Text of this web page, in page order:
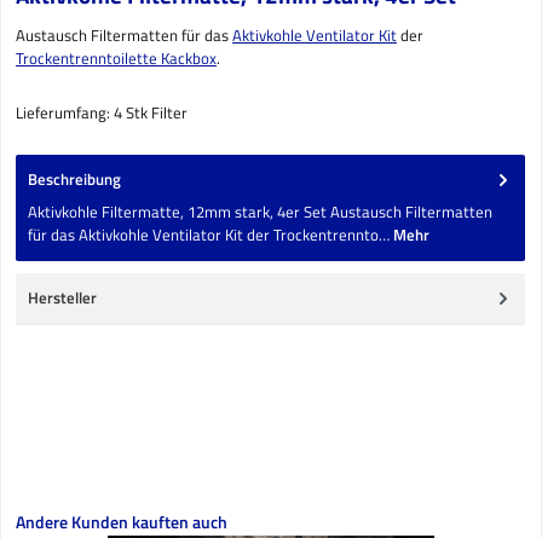
Austausch Filtermatten für dasAktivkohle Ventilator Kitder
Trockentrenntoilette Kackbox.
Lieferumfang: 4 Stk Filter
Beschreibung
Aktivkohle Filtermatte, 12mm stark, 4er Set Austausch Filtermatten
für das Aktivkohle Ventilator Kit der Trockentrennto… Mehr
Hersteller
Produktgalerie überspringen
Andere Kunden kauften auch